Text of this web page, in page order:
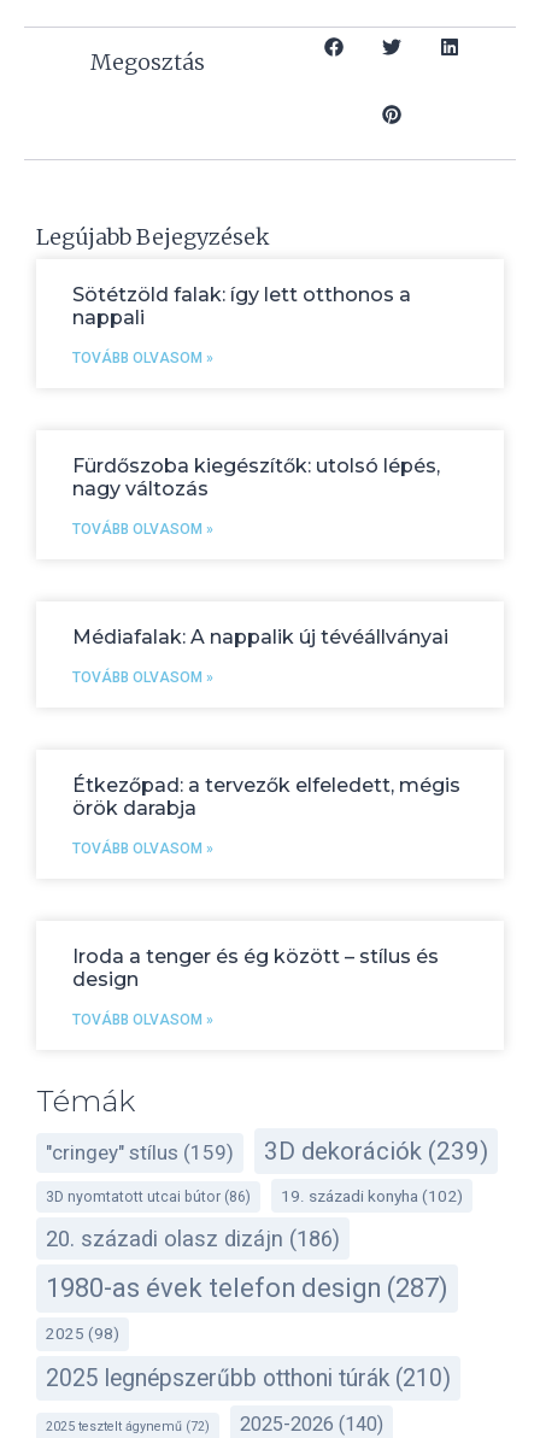
Megosztás
Legújabb Bejegyzések
Sötétzöld falak: így lett otthonos a
nappali
TOVÁBB OLVASOM »
Fürdőszoba kiegészítők: utolsó lépés,
nagy változás
TOVÁBB OLVASOM »
Médiafalak: A nappalik új tévéállványai
TOVÁBB OLVASOM »
Étkezőpad: a tervezők elfeledett, mégis
örök darabja
TOVÁBB OLVASOM »
Iroda a tenger és ég között – stílus és
design
TOVÁBB OLVASOM »
Témák
"cringey" stílus (159) 3D dekorációk (239)
3D nyomtatott utcai bútor (86) 19. századi konyha (102)
20. századi olasz dizájn (186)
1980-as évek telefon design (287)
2025 (98)
2025 legnépszerűbb otthoni túrák (210)
2025 tesztelt ágynemű (72) 2025-2026 (140)